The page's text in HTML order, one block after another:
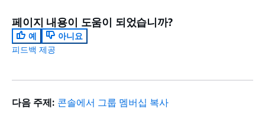
페이지 내용이 도움이 되었습니까?
예
아니요
피드백 제공
다음 주제: 콘솔에서 그룹 멤버십 복사